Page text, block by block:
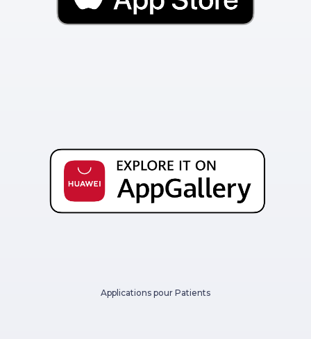
Applications pour Patients